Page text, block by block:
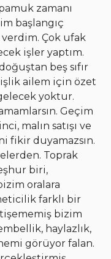
zamanı
başlangıç
verdim. Çok ufak
işler yaptım.
beş sıfır
ailem için özet
yoktur.
Geçim
malın satışı ve
fikir duyamazsın.
Toprak
biri,
oralara
farklı bir
bizim
haylazlık,
görüyor falan.